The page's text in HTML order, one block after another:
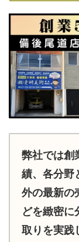
弊社では創
績、各分野
外の最新の
どを緻密に
取りを実践